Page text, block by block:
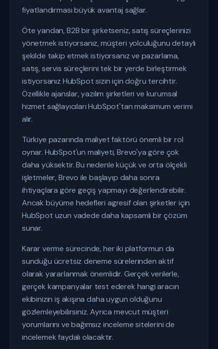
fiyatlandırması büyük avantaj sağlar.
Öte yandan, B2B bir şirketseniz, satış süreçlerinizi
yönetmek istiyorsanız, müşteri yolculuğunu detaylı
şekilde takip etmek istiyorsanız ve pazarlama,
satış, servis süreçlerini tek bir yerde birleştirmek
istiyorsanız HubSpot sizin için doğru tercihtir.
Özellikle ajanslar, yazılım şirketleri ve kurumsal
hizmet sağlayıcıları HubSpot'tan maksimum verimi
alır.
Türkiye pazarında maliyet faktörü önemli bir rol
oynar. HubSpot'un maliyeti, Brevo'ya göre çok
daha yüksektir. Bu nedenle küçük ve orta ölçekli
işletmeler, Brevo ile başlayıp daha sonra
ihtiyaçlara göre geçiş yapmayı değerlendirebilir.
Ancak büyüme hedefleri agresif olan şirketler için
HubSpot uzun vadede daha kapsamlı bir çözüm
sunar.
Karar verme sürecinde, her iki platformun da
sunduğu ücretsiz deneme sürelerinden aktif
olarak yararlanmak önemlidir. Gerçek verilerle,
gerçek kampanyalar test ederek hangi aracın
ekibinizin iş akışına daha uygun olduğunu
gözlemleyebilirsiniz. Ayrıca mevcut müşteri
yorumlarını ve bağımsız inceleme sitelerini de
incelemek faydalı olacaktır.